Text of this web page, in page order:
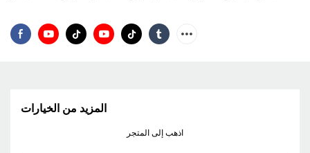
المزيد من الخيارات
اذهب إلى المتجر